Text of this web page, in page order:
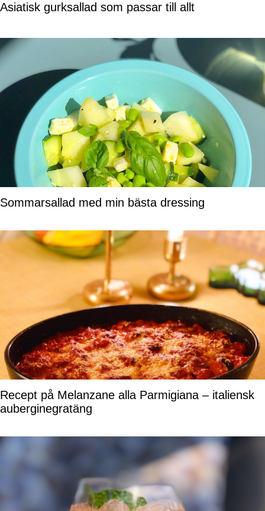
Asiatisk gurksallad som passar till allt
Sommarsallad med min bästa dressing
Recept på Melanzane alla Parmigiana – italiensk
auberginegratäng